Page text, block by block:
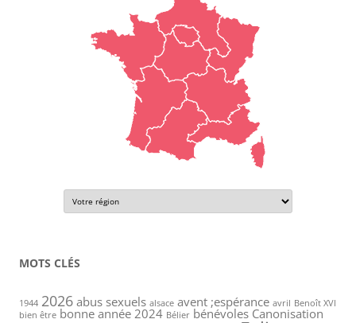
MOTS CLÉS
1944 2026 abus sexuels alsace avent ;espérance avril Benoît XVI
bien être bonne année 2024 Bélier bénévoles Canonisation